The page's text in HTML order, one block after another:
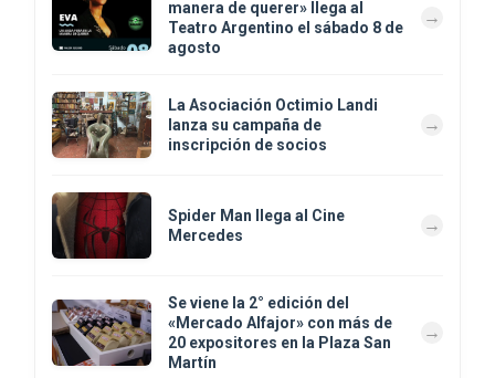
manera de querer» llega al
Teatro Argentino el sábado 8 de
agosto
La Asociación Octimio Landi
lanza su campaña de
inscripción de socios
Spider Man llega al Cine
Mercedes
Se viene la 2° edición del
«Mercado Alfajor» con más de
20 expositores en la Plaza San
Martín